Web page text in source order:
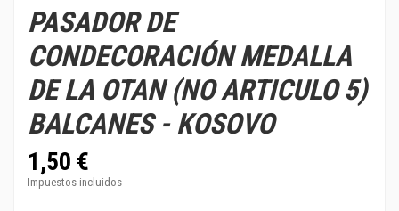
PASADOR DE
CONDECORACIÓN MEDALLA
DE LA OTAN (NO ARTICULO 5)
BALCANES - KOSOVO
1,50 €
Impuestos incluidos